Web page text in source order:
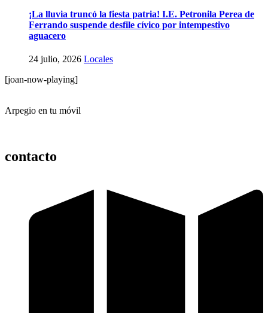
¡La lluvia truncó la fiesta patria! I.E. Petronila Perea de
Ferrando suspende desfile cívico por intempestivo
aguacero
24 julio, 2026 Locales
[joan-now-playing]
Arpegio en tu móvil
contacto